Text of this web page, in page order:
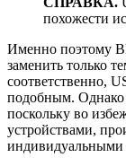
похожести
Именно поэтому
заменить только
соответственно,
подобным. Однако
поскольку во
устройствами,
индивидуальными